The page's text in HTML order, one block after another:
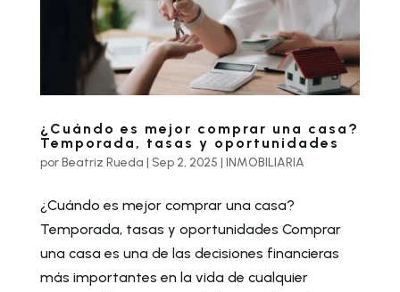
¿Cuándo es mejor comprar una casa?
Temporada, tasas y oportunidades
porBeatriz Rueda | Sep 2, 2025 | INMOBILIARIA
¿Cuándo es mejor comprar una casa?
Temporada, tasas y oportunidades Comprar
una casa es una de las decisiones financieras
más importantes en la vida de cualquier